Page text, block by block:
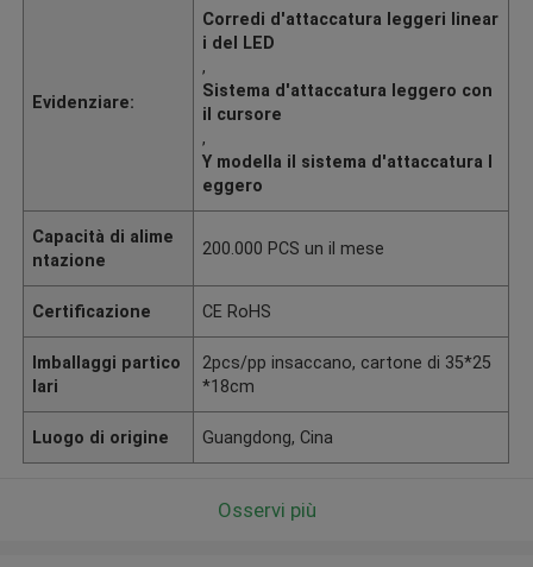
Evidenziare:
Corredi d'attaccatura leggeri linear
i del LED
,
Sistema d'attaccatura leggero con
il cursore
,
Y modella il sistema d'attaccatura l
eggero
Capacità di alime
ntazione
200.000 PCS un il mese
Certificazione CE RoHS
Imballaggi partico
lari
2pcs/pp insaccano, cartone di 35*25
*18cm
Luogo di origine Guangdong, Cina
Osservi più